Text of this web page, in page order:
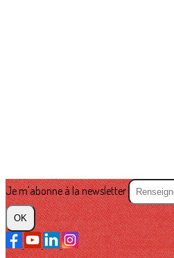
Je m'abonne à la newsletter
OK